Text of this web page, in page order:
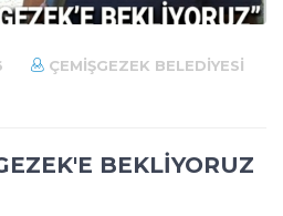
ÇEMIŞGEZEK BELEDIYESI
BEKLİYORUZ